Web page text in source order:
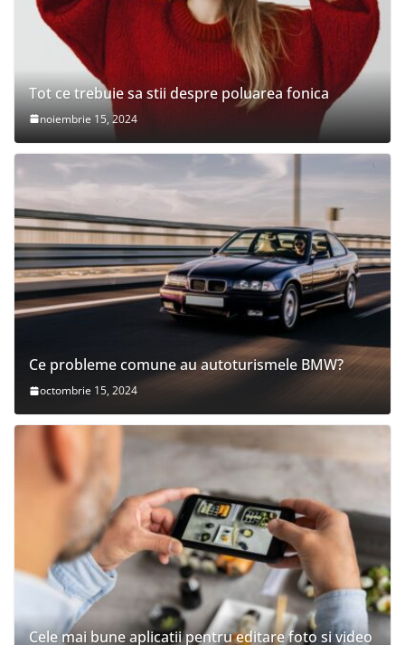
Tot ce trebuie sa stii despre poluarea fonica
noiembrie 15, 2024
Ce probleme comune au autoturismele BMW?
octombrie 15, 2024
Cele mai bune aplicatii pentru editare foto si video